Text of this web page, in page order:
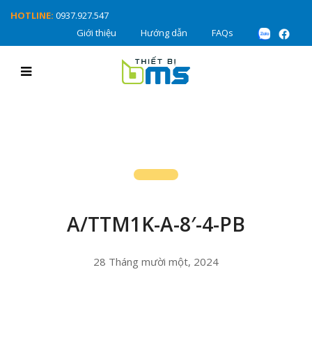
HOTLINE: 0937.927.547
Giới thiệu
Hướng dẫn FAQs
A/TTM1K-A-8′-4-PB
28 Tháng mười một, 2024